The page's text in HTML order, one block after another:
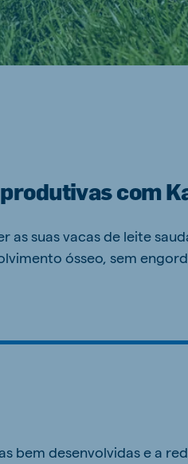
com
suas vacas de leite
ósseo, sem
bem desenvolvidas e a